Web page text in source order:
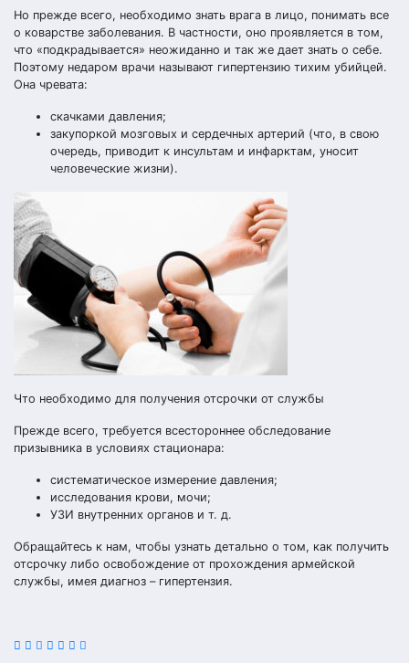
Но прежде всего, необходимо знать врага в лицо, понимать все
о коварстве заболевания. В частности, оно проявляется в том,
что «подкрадывается» неожиданно и так же дает знать о себе.
Поэтому недаром врачи называют гипертензию тихим убийцей.
Она чревата:
скачками давления;
закупоркой мозговых и сердечных артерий (что, в свою
очередь, приводит к инсультам и инфарктам, уносит
человеческие жизни).
Что необходимо для получения отсрочки от службы
Прежде всего, требуется всестороннее обследование
призывника в условиях стационара:
систематическое измерение давления;
исследования крови, мочи;
УЗИ внутренних органов и т. д.
Обращайтесь к нам, чтобы узнать детально о том, как получить
отсрочку либо освобождение от прохождения армейской
службы, имея диагноз – гипертензия.